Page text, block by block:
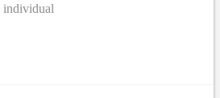
individual